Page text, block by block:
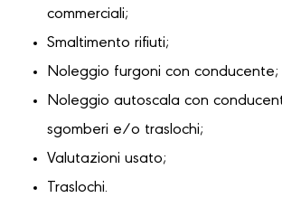
commerciali;
Smaltimento rifiuti;
Noleggio furgoni con conducente;
Noleggio autoscala con
sgomberi e/o traslochi;
Valutazioni usato;
Traslochi.